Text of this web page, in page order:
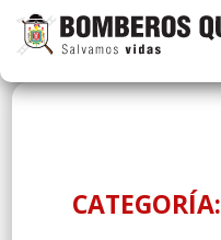
CATEGORÍA: